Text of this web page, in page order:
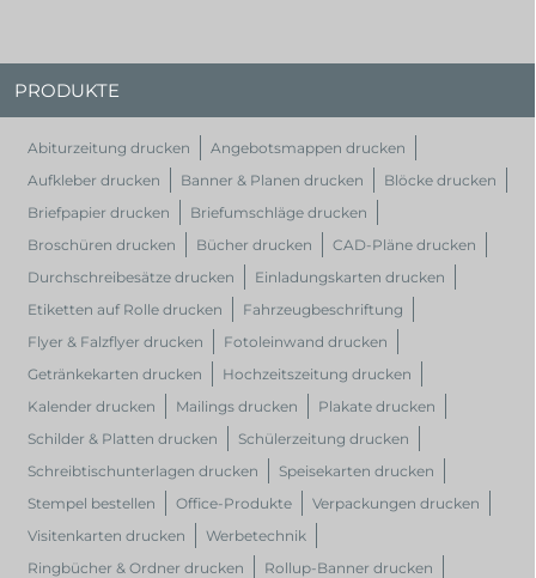
PRODUKTE
Abiturzeitung drucken
Angebotsmappen drucken
Aufkleber drucken
Banner & Planen drucken
Blöcke drucken
Briefpapier drucken
Briefumschläge drucken
Broschüren drucken
Bücher drucken
CAD-Pläne drucken
Durchschreibesätze drucken
Einladungskarten drucken
Etiketten auf Rolle drucken
Fahrzeugbeschriftung
Flyer & Falzflyer drucken
Fotoleinwand drucken
Getränkekarten drucken
Hochzeitszeitung drucken
Kalender drucken
Mailings drucken
Plakate drucken
Schilder & Platten drucken
Schülerzeitung drucken
Schreibtischunterlagen drucken
Speisekarten drucken
Stempel bestellen
Office-Produkte
Verpackungen drucken
Visitenkarten drucken
Werbetechnik
Ringbücher & Ordner drucken
Rollup-Banner drucken